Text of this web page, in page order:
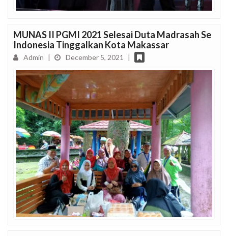
MUNAS II PGMI 2021 Selesai Duta Madrasah Se
Indonesia Tinggalkan Kota Makassar
Admin | December 5, 2021 |